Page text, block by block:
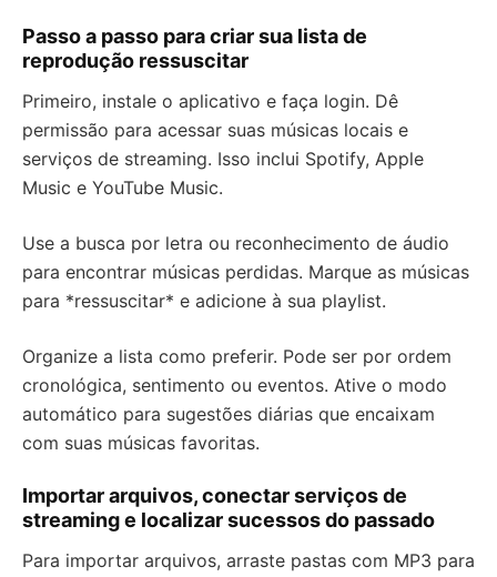
Passo a passo para criar sua lista de
reprodução ressuscitar
Primeiro, instale o aplicativo e faça login. Dê
permissão para acessar suas músicas locais e
serviços de streaming. Isso inclui Spotify, Apple
Music e YouTube Music.
Use a busca por letra ou reconhecimento de áudio
para encontrar músicas perdidas. Marque as músicas
para *ressuscitar* e adicione à sua playlist.
Organize a lista como preferir. Pode ser por ordem
cronológica, sentimento ou eventos. Ative o modo
automático para sugestões diárias que encaixam
com suas músicas favoritas.
Importar arquivos, conectar serviços de
streaming e localizar sucessos do passado
Para importar arquivos, arraste pastas com MP3 para